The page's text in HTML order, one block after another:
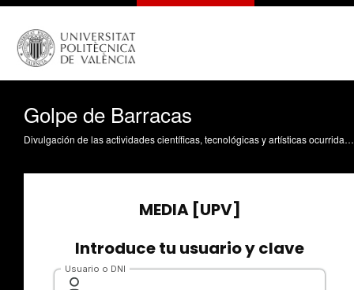
Golpe de Barracas
Divulgación de las actividades científicas, tecnológicas y artísticas ocurridas en los tres campus de la UPV